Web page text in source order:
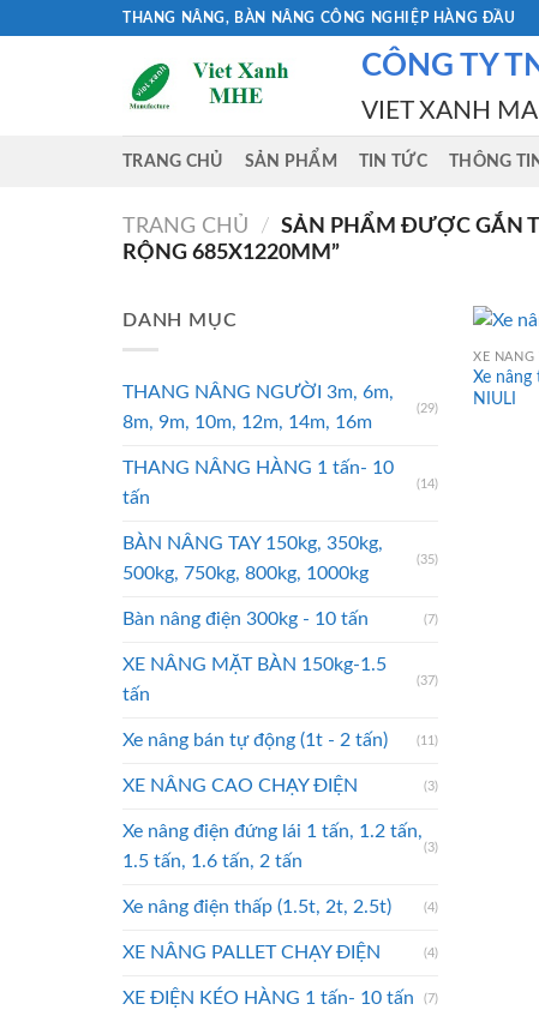
THANG NÂNG, BÀN NÂNG CÔNG NGHIỆP HÀNG ĐẦU
CÔNG TY
VIET XANH
TRANG CHỦ SẢN PHẨM TIN TỨC THÔNG
TRANG CHỦ / SẢN PHẨM ĐƯỢC GẮN
RỘNG 685X1220MM”
DANH MỤC
THANG NÂNG NGƯỜI 3m, 6m,
8m, 9m, 10m, 12m, 14m, 16m
(29)
THANG NÂNG HÀNG 1 tấn- 10
tấn
(14)
BÀN NÂNG TAY 150kg, 350kg,
500kg, 750kg, 800kg, 1000kg
(35)
Bàn nâng điện 300kg - 10 tấn (7)
XE NÂNG MẶT BÀN 150kg-1.5
tấn
(37)
Xe nâng bán tự động (1t - 2 tấn) (11)
XE NÂNG CAO CHẠY ĐIỆN (3)
Xe nâng điện đứng lái 1 tấn, 1.2 tấn,
1.5 tấn, 1.6 tấn, 2 tấn
(3)
Xe nâng điện thấp (1.5t, 2t, 2.5t) (4)
XE NÂNG PALLET CHẠY ĐIỆN (4)
XE ĐIỆN KÉO HÀNG 1 tấn- 10 tấn (7)
XE NÂNG
Xe nâng
NIULI